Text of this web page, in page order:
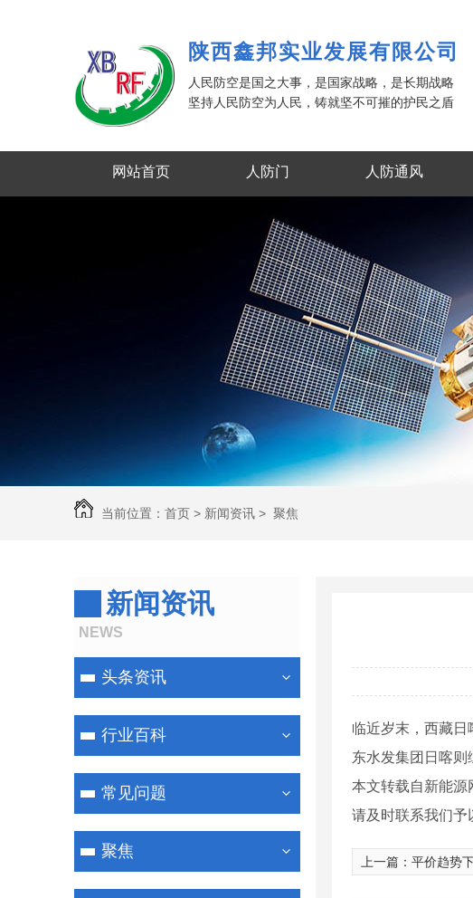
陕西鑫邦实业发展有限公司
人民防空是国之大事，是国家战略，是长期战略
坚持人民防空为人民，铸就坚不可摧的护民之盾
网站首页 人防门 人防通风
当前位置： 首页 > 新闻资讯 > 聚焦
新闻资讯
NEWS
头条资讯
行业百科
常见问题
聚焦
临近岁末，西藏日
东水发集团日喀则
本文转载自新能源
请及时联系我们予
上一篇： 平价趋势